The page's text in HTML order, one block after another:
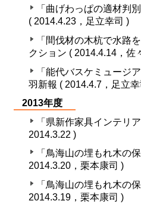
「曲げわっぱの適材判
( 2014.4.23，足立幸司 )
「間伐材の木杭で水路
クション ( 2014.4.14，佐
「能代バスケミュージ
羽新報 ( 2014.4.7，足立
2013年度
「県新作家具インテリ
2014.3.22 )
「鳥海山の埋もれ木の
2014.3.20，栗本康司 )
「鳥海山の埋もれ木の
2014.3.19，栗本康司 )